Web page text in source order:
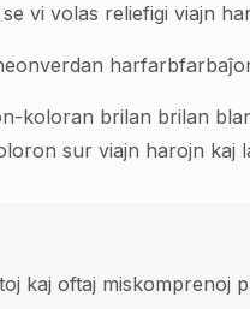
vi volas reliefigi viajn
koloran brilan brilan
sur viajn harojn kaj
kaj oftaj miskomprenoj